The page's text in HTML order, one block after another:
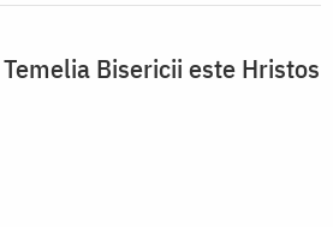
Temelia Bisericii este Hristos